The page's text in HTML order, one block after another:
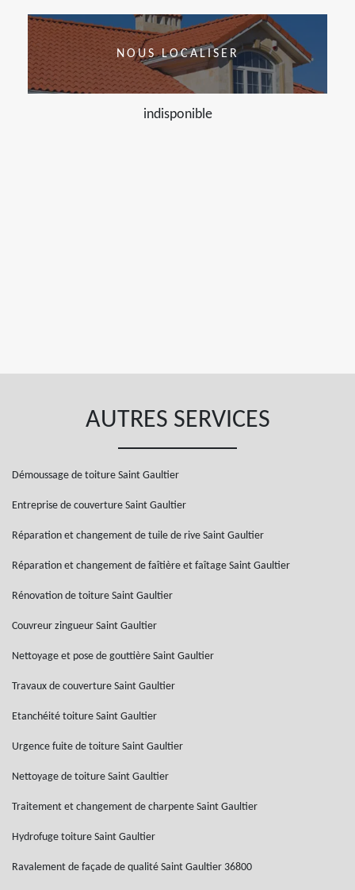
NOUS LOCALISER
indisponible
AUTRES SERVICES
Démoussage de toiture Saint Gaultier
Entreprise de couverture Saint Gaultier
Réparation et changement de tuile de rive Saint Gaultier
Réparation et changement de faîtière et faîtage Saint Gaultier
Rénovation de toiture Saint Gaultier
Couvreur zingueur Saint Gaultier
Nettoyage et pose de gouttière Saint Gaultier
Travaux de couverture Saint Gaultier
Etanchéité toiture Saint Gaultier
Urgence fuite de toiture Saint Gaultier
Nettoyage de toiture Saint Gaultier
Traitement et changement de charpente Saint Gaultier
Hydrofuge toiture Saint Gaultier
Ravalement de façade de qualité Saint Gaultier 36800